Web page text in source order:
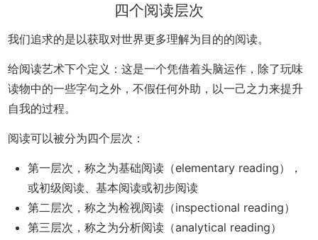
四个阅读层次
我们追求的是以获取对世界更多理解为目的的阅读。
给阅读艺术下个定义：这是一个凭借着头脑运作，除了玩味
读物中的一些字句之外，不假任何外助，以一己之力来提升
自我的过程。
阅读可以被分为四个层次：
第一层次，称之为基础阅读（elementary reading），
或初级阅读、基本阅读或初步阅读
第二层次，称之为检视阅读（inspectional reading）
第三层次，称之为分析阅读（analytical reading）